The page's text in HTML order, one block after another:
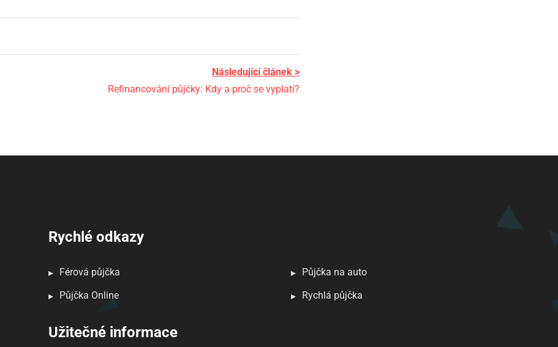
Následující článek >
Refinancování půjčky: Kdy a proč se vyplatí?
Rychlé odkazy
Férová půjčka
Půjčka na auto
Půjčka Online
Rychlá půjčka
Užitečné informace